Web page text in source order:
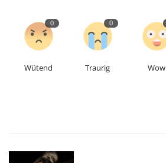
0
Wütend
0
Traurig Wow